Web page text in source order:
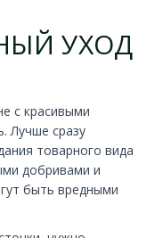
УХОД
с красивыми
Лучше сразу
товарного вида
добривами и
быть вредными